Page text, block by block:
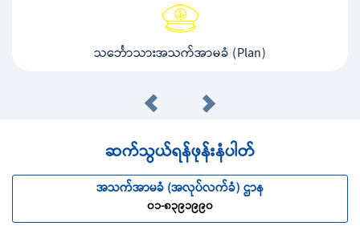
သင်္ဘောသားအသက်အာမခံ (Plan)
ဆက်သွယ်ရန်ဖုန်းနံပါတ်
အသက်အာမခံ (အလုပ်လက်ခံ) ဌာန
၀၁-၈၃၉၁၉၉၀